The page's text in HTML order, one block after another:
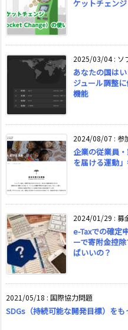
ケットチェン
2025/03/04: ソ
あなたの国は
ジュール調整
機能
2024/08/07 : 参
企業の従業員
を届ける運動
2024/01/29 : 募
e-Taxでの確定
ーで寄附金控
ばいいの？
2021/05/18 : 国際協力問題
SDGs（持続可能な開発目標）を